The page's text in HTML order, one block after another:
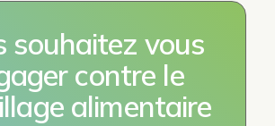
souhaitez vous
contre le
alimentaire